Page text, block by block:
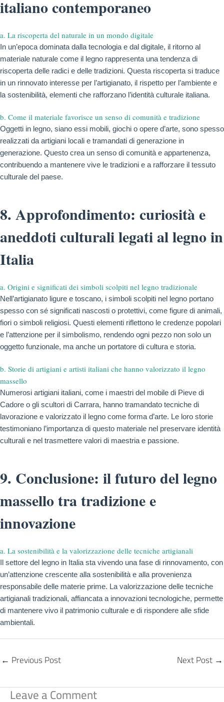
italiano contemporaneo
a. La riscoperta del naturale in un mondo digitale
In un’epoca dominata dalla tecnologia e dal digitale, il ritorno al
materiale naturale come il legno rappresenta una tendenza di
riscoperta delle radici e delle tradizioni. Questa riscoperta si traduce
in un rinnovato interesse per l’artigianato, il rispetto per l’ambiente e
la sostenibilità, elementi che rafforzano l’identità culturale italiana.
b. Come il materiale favorisce un senso di comunità e tradizione
Oggetti in legno, siano essi mobili, giochi o opere d’arte, sono spesso
realizzati da artigiani locali e tramandati di generazione in
generazione. Questo crea un senso di comunità e appartenenza,
contribuendo a mantenere vive le tradizioni e a rafforzare il tessuto
culturale del paese.
8. Approfondimento: curiosità e
aneddoti culturali legati al legno in
Italia
a. Origini e significati dei simboli scolpiti nel legno tradizionale
Nell’artigianato ligure e toscano, i simboli scolpiti nel legno portano
spesso con sé significati nascosti o protettivi, come figure di animali,
fiori o simboli religiosi. Questi elementi riflettono le credenze popolari
e l’attenzione per il simbolismo, rendendo ogni pezzo non solo un
oggetto funzionale, ma anche un portatore di cultura e storia.
b. Storie di artigiani e artisti italiani che hanno valorizzato il legno
massello
Numerosi artigiani italiani, come i maestri del mobile di Pieve di
Cadore o gli scultori di Carrara, hanno tramandato tecniche di
lavorazione e valorizzato il legno come forma d’arte. Le loro storie
testimoniano l’importanza di questo materiale nel preservare identità
culturali e nel trasmettere valori di maestria e passione.
9. Conclusione: il futuro del legno
massello tra tradizione e
innovazione
a. La sostenibilità e la valorizzazione delle tecniche artigianali
Il settore del legno in Italia sta vivendo una fase di rinnovamento, con
un’attenzione crescente alla sostenibilità e alla provenienza
responsabile delle materie prime. La valorizzazione delle tecniche
artigianali tradizionali, affiancata a innovazioni tecnologiche, permette
di mantenere vivo il patrimonio culturale e di rispondere alle sfide
ambientali.
← Previous Post Next Post →
Leave a Comment